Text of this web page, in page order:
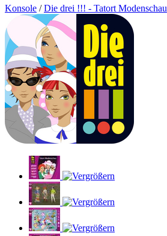
Konsole /Die drei !!! - Tatort Modenschau